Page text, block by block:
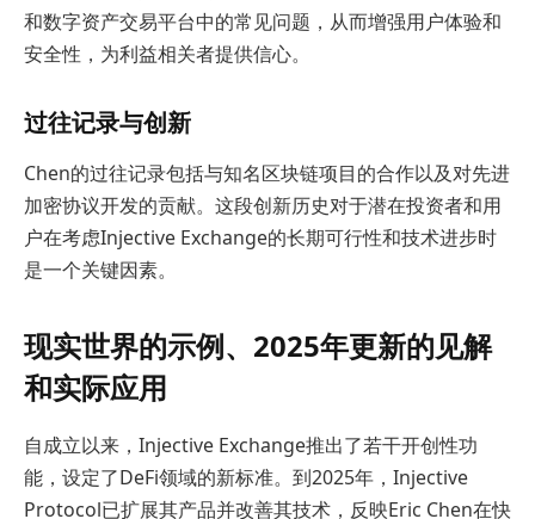
和数字资产交易平台中的常见问题，从而增强用户体验和
安全性，为利益相关者提供信心。
过往记录与创新
Chen的过往记录包括与知名区块链项目的合作以及对先进
加密协议开发的贡献。这段创新历史对于潜在投资者和用
户在考虑Injective Exchange的长期可行性和技术进步时
是一个关键因素。
现实世界的示例、2025年更新的见解
和实际应用
自成立以来，Injective Exchange推出了若干开创性功
能，设定了DeFi领域的新标准。到2025年，Injective
Protocol已扩展其产品并改善其技术，反映Eric Chen在快